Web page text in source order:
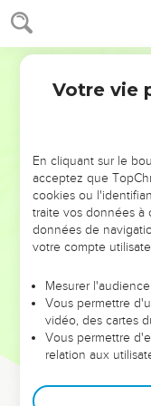
NE
ET SI LEURS
leur foi ou leur vision.
et les saisons
sont
Dans cette
clés pour avancer
Votre vie
En cliquant sur le
acceptez que
cookies ou
traite vos données à
données de
votre compte
Mesurer
Vous permettre
vidéo, des cartes
Vous permettre
relation aux